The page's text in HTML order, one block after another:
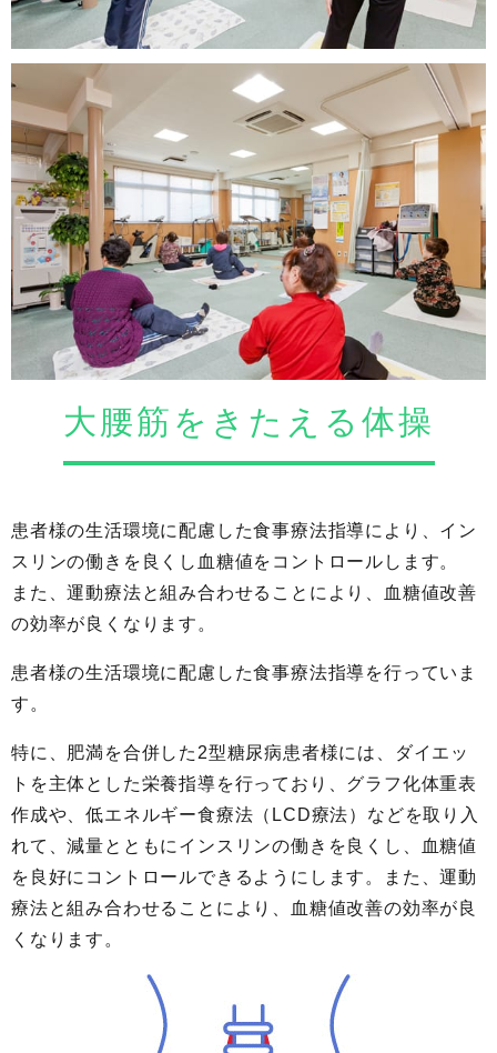
大腰筋をきたえる体操
患者様の生活環境に配慮した食事療法指導により、イン
スリンの働きを良くし血糖値をコントロールします。
また、運動療法と組み合わせることにより、血糖値改善
の効率が良くなります。
患者様の生活環境に配慮した食事療法指導を行っていま
す。
特に、肥満を合併した2型糖尿病患者様には、ダイエッ
トを主体とした栄養指導を行っており、グラフ化体重表
作成や、低エネルギー食療法（LCD療法）などを取り入
れて、減量とともにインスリンの働きを良くし、血糖値
を良好にコントロールできるようにします。また、運動
療法と組み合わせることにより、血糖値改善の効率が良
くなります。